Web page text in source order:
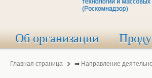
Об организации
Главная страница ⇒ Направление